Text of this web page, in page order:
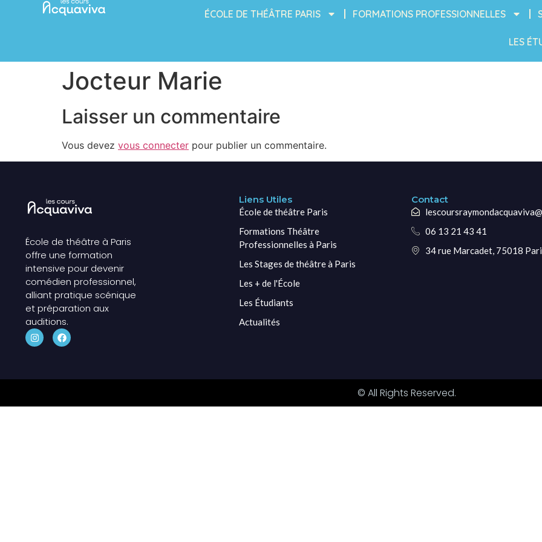
ÉCOLE DE THÉÂTRE PARIS FORMATIONS PROFESSIONNELLES
LES
Jocteur Marie
Laisser un commentaire
Vous devez vous connecter pour publier un commentaire.
École de théâtre à Paris
offre une formation
intensive pour devenir
comédien professionnel,
alliant pratique scénique
et préparation aux
auditions.
Liens Utiles
École de théâtre Paris
Formations Théâtre
Professionnelles à Paris
Les Stages de théâtre à Paris
Les + de l'École
Les Étudiants
Actualités
Contact
06 13 21 43 41
34 rue Marcadet, 75018
© All Rights Reserved.